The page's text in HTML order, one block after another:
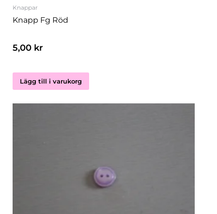
Knappar
Knapp Fg Röd
5,00 kr
Lägg till i varukorg